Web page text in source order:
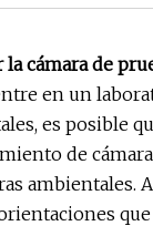
cámara de
en un
es posible
de
ambientales.